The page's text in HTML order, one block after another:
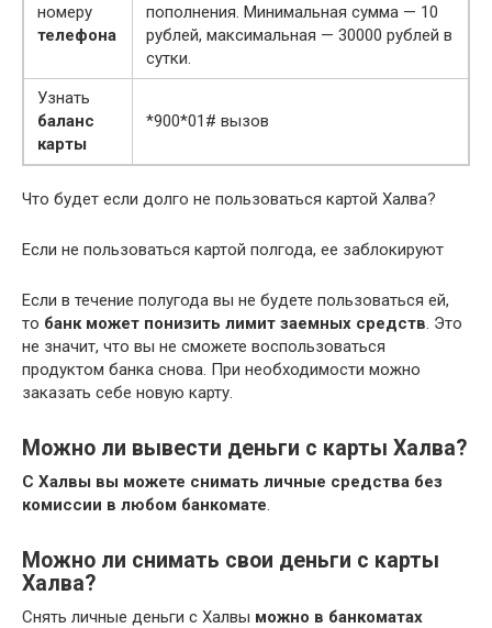
номеру
телефона
пополнения. Минимальная сумма — 10
рублей, максимальная — 30000 рублей в
сутки.
Узнать
баланс
карты
*900*01# вызов
Что будет если долго не пользоваться картой Халва?
Если не пользоваться картой полгода, ее заблокируют
Если в течение полугода вы не будете пользоваться ей,
то банк может понизить лимит заемных средств. Это
не значит, что вы не сможете воспользоваться
продуктом банка снова. При необходимости можно
заказать себе новую карту.
Можно ли вывести деньги с карты Халва?
С Халвы вы можете снимать личные средства без
комиссии в любом банкомате.
Можно ли снимать свои деньги с карты
Халва?
Снять личные деньги с Халвы можно в банкоматах